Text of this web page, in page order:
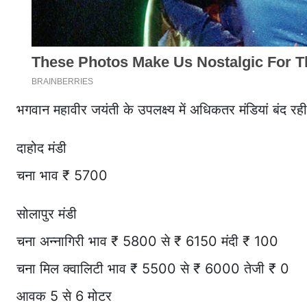
भगवान महावीर जयंती के उपलक्ष्य में अधिकतर मंडियां बंद
दाहोद मंडी
चना भाव ₹ 5700
सोलापुर मंडी
चना अन्नागिरी भाव ₹ 5800 से ₹ 6150 मंदी ₹ 100
चना मिल क्वालिटी भाव ₹ 5500 से ₹ 6000 तेजी ₹ 0
आवक 5 से 6 मोटर